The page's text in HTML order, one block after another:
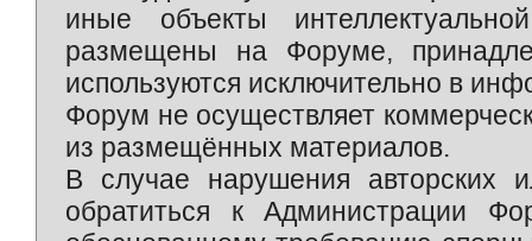
иные объекты
размещены на Форуме,
используются исключительно в
Форум не осуществляет
из размещённых материалов.
В случае нарушения авторских
обратиться к Администрации